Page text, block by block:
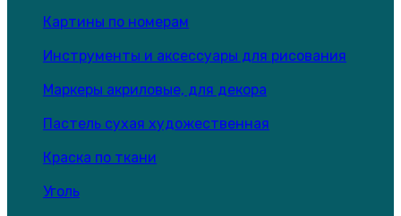
Картины по номерам
Инструменты и аксессуары для рисования
Маркеры акриловые, для декора
Пастель сухая художественная
Краска по ткани
Уголь